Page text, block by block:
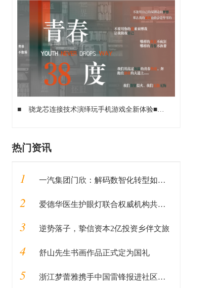
■ 骁龙芯连接技术演绎玩手机游戏全新体验■
热门资讯
1 一汽集团门欣：解码数智化转型如何推动企业蝶变
2 爱德华医生护眼灯联合权威机构共同编辑图书《健康用光100问》即将发售
3 逆势落子，挚信资本2亿投资乡伴文旅
4 舒山先生书画作品正式定为国礼
5 浙江梦蕾雅携手中国雷锋报进社区公益活动